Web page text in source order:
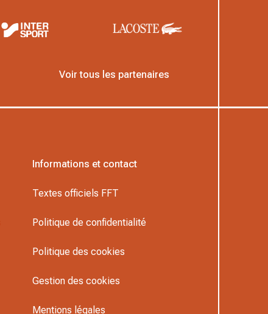
Voir tous les partenaires
Informations et contact
Textes officiels FFT
Politique de confidentialité
Politique des cookies
Gestion des cookies
Mentions légales